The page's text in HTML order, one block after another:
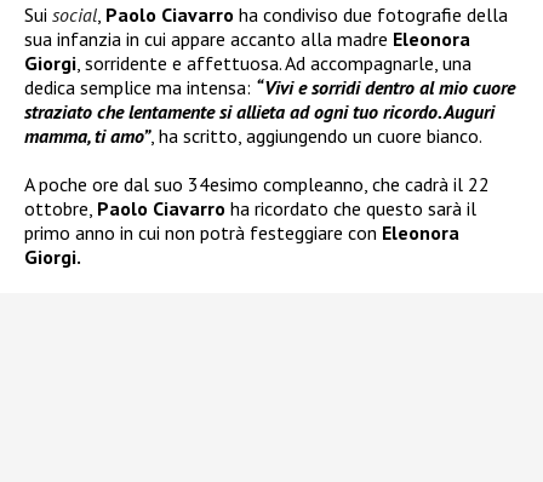
Sui social Paolo Ciavarro ha condiviso due fotografie della
sua infanzia in cui appare accanto alla madre Eleonora
Giorgi , sorridente e affettuosa. Ad accompagnarle, una
dedica semplice ma intensa: “Vivi e sorridi dentro al mio cuore
straziato che lentamente si allieta ad ogni tuo ricordo. Auguri
mamma, ti amo”, ha scritto, aggiungendo un cuore bianco.
A poche ore dal suo 34esimo compleanno, che cadrà il 22
ottobre, Paolo Ciavarro ha ricordato che questo sarà il
primo anno in cui non potrà festeggiare con Eleonora
Giorgi.